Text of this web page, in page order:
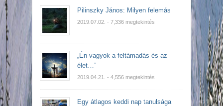
Pilinszky János: Milyen felemás
2019.07.02. - 7,336 megtekintés
„Én vagyok a feltámadás és az
élet…”
2019.04.21. - 4,556 megtekintés
Egy átlagos keddi nap tanulsága